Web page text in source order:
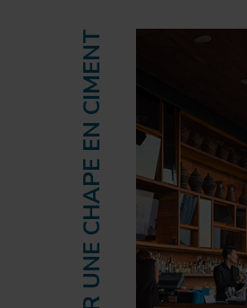
POSE SUR UNE CHAPE EN CIMENT